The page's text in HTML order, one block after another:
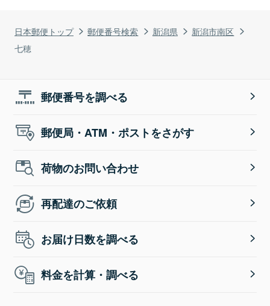
日本郵便トップ 郵便番号検索 新潟県
新潟市南区
七穂
郵便番号を調べる
郵便局・ATM・ポストをさがす
荷物のお問い合わせ
再配達のご依頼
お届け日数を調べる
料金を計算・調べる